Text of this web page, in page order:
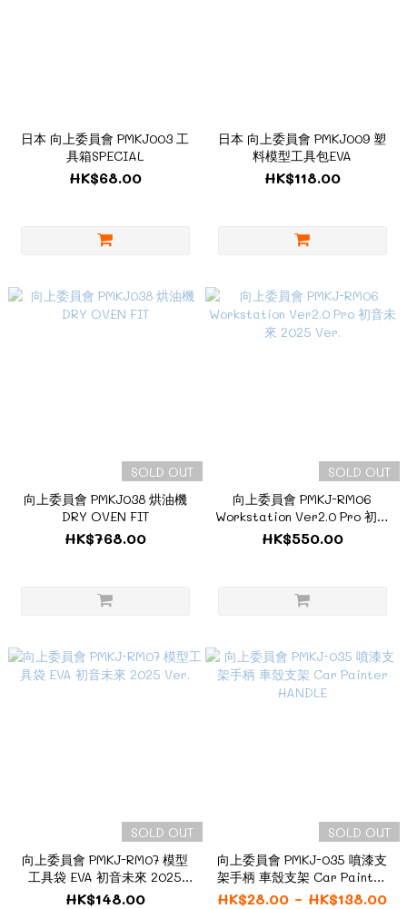
日本 向上委員會 PMKJ003 工
具箱SPECIAL
HK$68.00
日本 向上委員會 PMKJ009 塑
料模型工具包EVA
HK$118.00
SOLD OUT
向上委員會 PMKJ038 烘油機
DRY OVEN FIT
HK$768.00
SOLD OUT
向上委員會 PMKJ-RM06
Workstation Ver2.0 Pro 初音
未來 2025 Ver.
HK$550.00
SOLD OUT
向上委員會 PMKJ-RM07 模型
工具袋 EVA 初音未來 2025
Ver.
HK$148.00
SOLD OUT
向上委員會 PMKJ-035 噴漆支
架手柄 車殼支架 Car Painter
HANDLE
HK$28.00 ~ HK$138.00